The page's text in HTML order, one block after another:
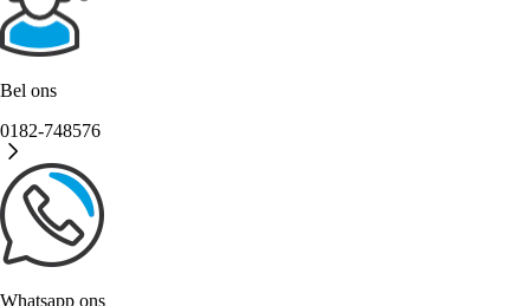
Bel ons
0182-748576
Whatsapp ons